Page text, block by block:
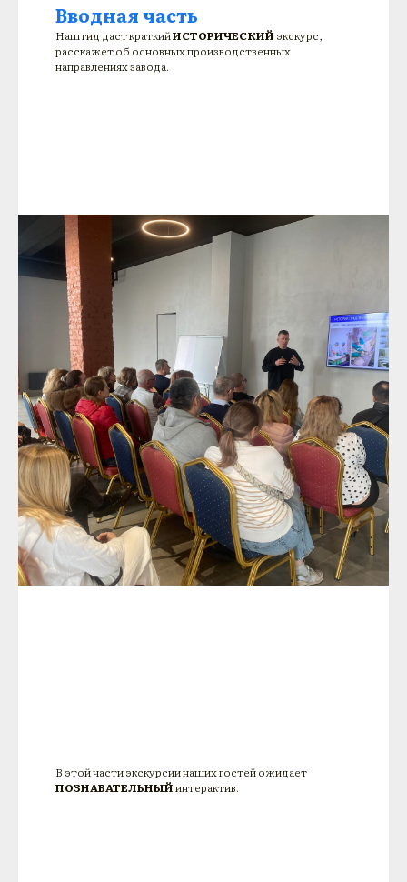
Вводная часть
Наш гид даст краткийИСТОРИЧЕСКИЙ экскурс,
расскажет об основных производственных
направлениях завода.
В этой части экскурсии наших гостей ожидает
ПОЗНАВАТЕЛЬНЫЙинтерактив.